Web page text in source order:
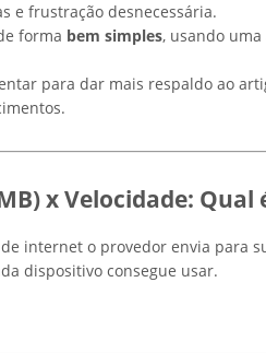
e frustração desnecessária.
forma bem simples, usando
para dar mais respaldo ao
x Velocidade: Qual
internet o provedor envia para
dispositivo consegue usar.